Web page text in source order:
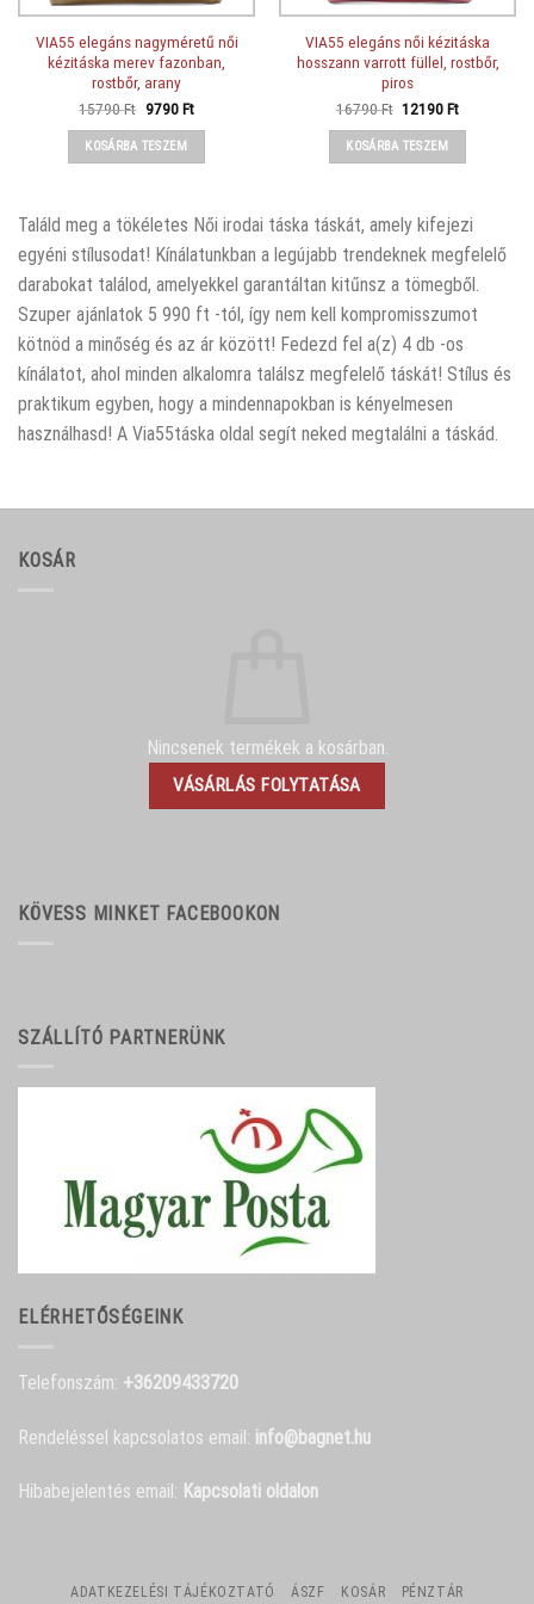
VIA55 elegáns nagyméretű női
kézitáska merev fazonban,
rostbőr, arany
15790Ft Original
was:
15790 Ft.
9790FtCurrent
KOSÁRBA TESZEM
VIA55 elegáns női kézitáska
hosszann varrott füllel, rostbőr,
piros
16790Ft Original
was:
16790 Ft.
12190FtCurrent
KOSÁRBA TESZEM
Találd meg a tökéletes Női irodai táska táskát, amely kifejezi
egyéni stílusodat! Kínálatunkban a legújabb trendeknek megfelelő
darabokat találod, amelyekkel garantáltan kitűnsz a tömegből.
Szuper ajánlatok 5 990 ft -tól, így nem kell kompromisszumot
kötnöd a minőség és az ár között! Fedezd fel a(z) 4 db -os
kínálatot, ahol minden alkalomra találsz megfelelő táskát! Stílus és
praktikum egyben, hogy a mindennapokban is kényelmesen
használhasd! A Via55táska oldal segít neked megtalálni a táskád.
KOSÁR
Nincsenek termékek a kosárban.
VÁSÁRLÁS FOLYTATÁSA
KÖVESS MINKET FACEBOOKON
SZÁLLÍTÓ PARTNERÜNK
ELÉRHETŐSÉGEINK
Telefonszám: +36209433720
Rendeléssel kapcsolatos email: info@bagnet.hu
Hibabejelentés email: Kapcsolati oldalon
ADATKEZELÉSI TÁJÉKOZTATÓ ÁSZF KOSÁR PÉNZTÁR